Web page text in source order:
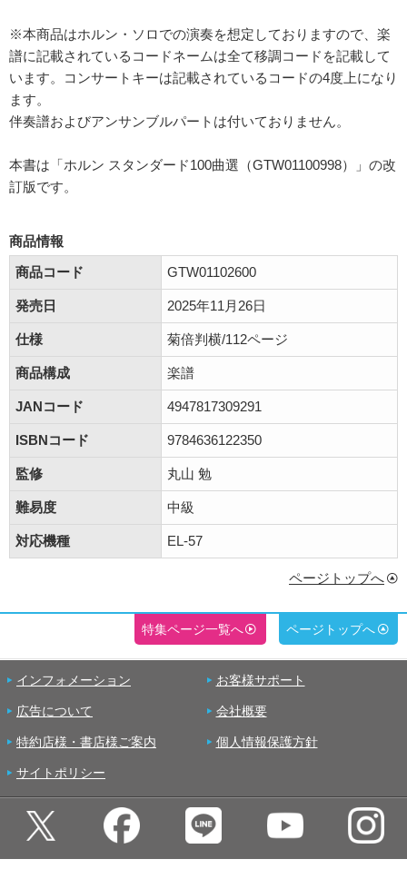
※本商品はホルン・ソロでの演奏を想定しておりますので、楽
譜に記載されているコードネームは全て移調コードを記載して
います。コンサートキーは記載されているコードの4度上になり
ます。
伴奏譜およびアンサンブルパートは付いておりません。
本書は「ホルン スタンダード100曲選（GTW01100998）」の改
訂版です。
商品情報
商品コード
GTW01102600
発売日 2025年11月26日
仕様 菊倍判横/112ページ
商品構成 楽譜
JANコード 4947817309291
ISBNコード 9784636122350
監修 丸山 勉
難易度 中級
対応機種 EL-57
ページトップへ
特集ページ一覧へ ページトップへ
インフォメーション お客様サポート
広告について 会社概要
特約店様・書店様ご案内 個人情報保護方針
サイトポリシー